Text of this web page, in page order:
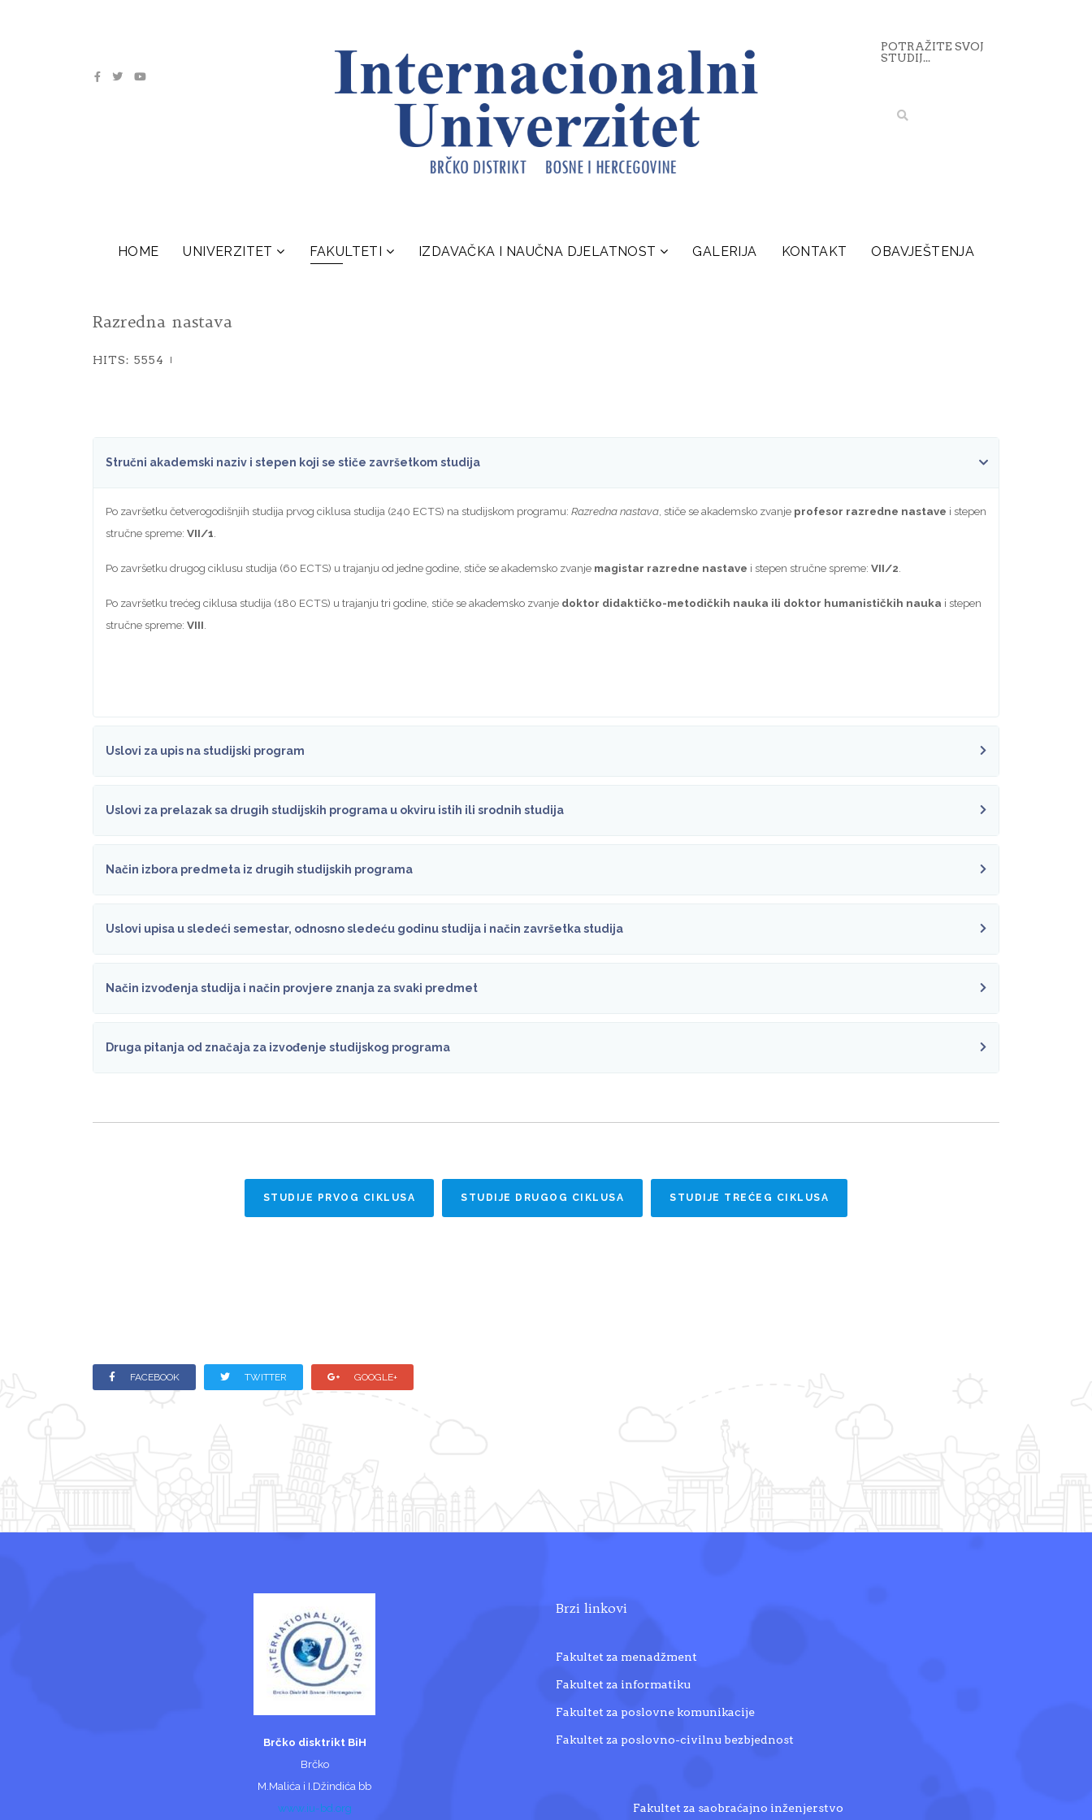
POTRAŽITE SVOJ
STUDIJ...
HOME UNIVERZITET FAKULTETI IZDAVAČKA I NAUČNA DJELATNOST GALERIJA KONTAKT OBAVJEŠTENJA
Razredna nastava
HITS: 5554
Stručni akademski naziv i stepen koji se stiče završetkom studija
Po završetku četverogodišnjih studija prvog ciklusa studija (240 ECTS) na studijskom programu: Razredna nastava , stiče se akademsko zvanje profesor razredne nastave i stepen
stručne spreme: VII/1
Po završetku drugog ciklusu studija (60 ECTS) u trajanju od jedne godine, stiče se akademsko zvanje magistar razredne nastave i stepen stručne spreme: VII/2
Po završetku trećeg ciklusa studija (180 ECTS) u trajanju tri godine, stiče se akademsko zvanje doktor didaktičko-metodičkih nauka ili doktor humanističkih nauka i stepen
stručne spreme: VIII
Uslovi za upis na studijski program
Uslovi za prelazak sa drugih studijskih programa u okviru istih ili srodnih studija
Način izbora predmeta iz drugih studijskih programa
Uslovi upisa u sledeći semestar, odnosno sledeću godinu studija i način završetka studija
Način izvođenja studija i način provjere znanja za svaki predmet
Druga pitanja od značaja za izvođenje studijskog programa
STUDIJE PRVOG CIKLUSA STUDIJE DRUGOG CIKLUSA STUDIJE TREĆEG CIKLUSA
FACEBOOK TWITTER GOOGLE+
Brčko disktrikt BiH
Brčko
M.Malića i I.Džindića bb
www.iu-bd.org
Brzi linkovi
Fakultet za menadžment
Fakultet za informatiku
Fakultet za poslovne komunikacije
Fakultet za poslovno-civilnu bezbjednost
Fakultet za saobraćajno inženjerstvo